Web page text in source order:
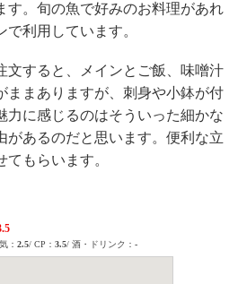
す。旬の魚で好みのお料理があれ
利用しています。
文すると、メインとご飯、味噌汁
ままありますが、刺身や小鉢が付
力に感じるのはそういった細かな
があるのだと思います。便利な立
もらいます。